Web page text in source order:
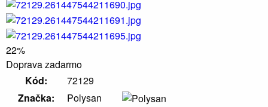
22%
Doprava zadarmo
Kód:
72129
Značka:
Polysan